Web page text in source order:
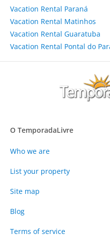
Vacation Rental Paraná
Vacation Rental Matinhos
Vacation Rental Guaratuba
Vacation Rental Pontal do
O TemporadaLivre
Who we are
List your property
Site map
Blog
Terms of service